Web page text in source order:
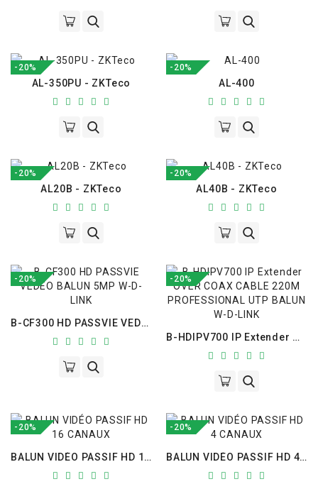
-20%
AL-350PU - ZKTeco
-20%
AL-400
-20%
AL20B - ZKTeco
-20%
AL40B - ZKTeco
-20%
B-CF300 HD PASSVIE VEDEO BALUN 5MP W-D-LINK
-20%
B-HDIPV700 IP Extender OVER COAX CABLE 220M PROFESSIONAL UTP BALUN W-D-LINK
-20%
BALUN VIDÉO PASSIF HD 16 CANAUX
-20%
BALUN VIDÉO PASSIF HD 4 CANAUX